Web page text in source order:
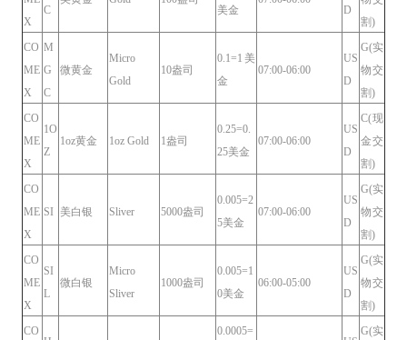
X
C
美金
D
割)
CO
ME
X
M
G
C
微黄金
Micro
Gold
10盎司
0.1=1美
金
07:00-06:00
US
D
G(实
物交
割)
CO
ME
X
1O
Z
1oz黄金 1oz Gold 1盎司
0.25=0.
25美金
07:00-06:00
US
D
C(现
金交
割)
CO
ME
X
SI 美白银 Sliver 5000盎司
0.005=2
5美金
07:00-06:00
US
D
G(实
物交
割)
CO
ME
X
SI
L
微白银
Micro
Sliver
1000盎司
0.005=1
0美金
06:00-05:00
US
D
G(实
物交
割)
CO
0.0005=
G(实